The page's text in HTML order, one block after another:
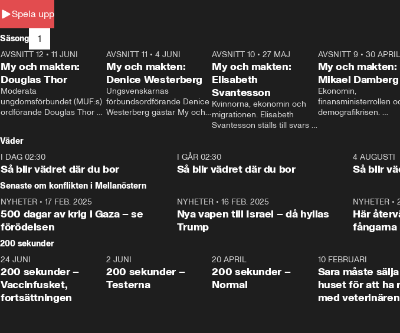
Spela upp
Säsong 1
26:27
AVSNITT 12 • 11 JUNI
My och makten:
Douglas Thor
Moderata
ungdomsförbundet (MUF:s)
ordförande Douglas Thor
tonårsutvisningarna och hur
Moderaterna ska locka
väljare till valet i höst.
23:40
AVSNITT 11 •4 JUNI
My och makten:
Denice Westerberg
Ungsvenskarnas
förbundsordförande Denice
Westerberg gästar My och
AVSNITT 10 •27 MAJ
My och makten:
Elisabeth
Svantesson
Kvinnorna, ekonomin och
migrationen. Elisabeth
Svantesson ställs till svars
AVSNITT 9• 30 APRIL
My och makten:
Mikael Damberg
Ekonomin,
finansministerrollen
demografikrisen.
och Makten.
Väder
I DAG 02:30
Så blir vädret där du bor
1:06
I GÅR 02:30
Så blir vädret där du bor
4 AUGUSTI
Så blir
Senaste om konflikten i Mellanöstern
NYHETER • 17 FEB. 2025
500 dagar av krig i Gaza – se
förödelsen
NYHETER• 16 FEB. 2025
Nya vapen till Israel – då hyllas
Trump
NYHETER •
Här
fångarna
200 sekunder
5:00
24 JUNI
200 sekunder –
Vaccinfusket,
fortsättningen
4:23
2 JUNI
200 sekunder –
Testerna
20 APRIL
200 sekunder –
Normal
10 FEBRUARI
Sara måste sälja
huset för att ha
med veterinären